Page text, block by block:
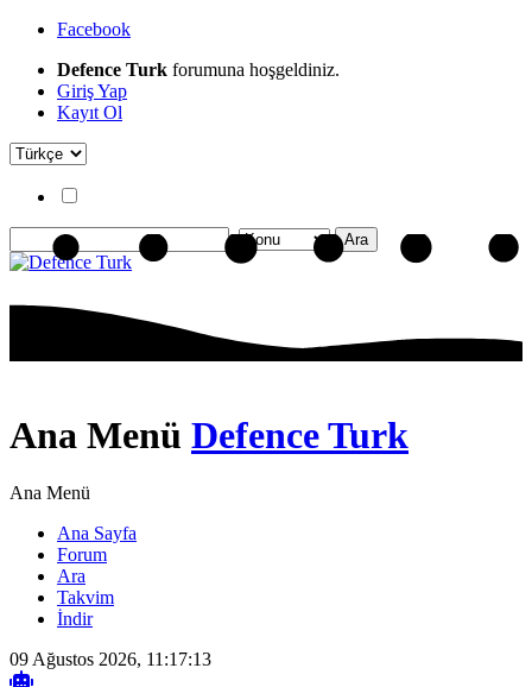
Facebook
Defence Turk forumuna hoşgeldiniz.
Giriş Yap
Kayıt Ol
Ana Menü Defence Turk
Ana Menü
Ana Sayfa
Forum
Ara
Takvim
İndir
09 Ağustos 2026, 11:17:13